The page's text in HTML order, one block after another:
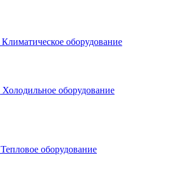
Климатическое оборудование
Холодильное оборудование
Тепловое оборудование